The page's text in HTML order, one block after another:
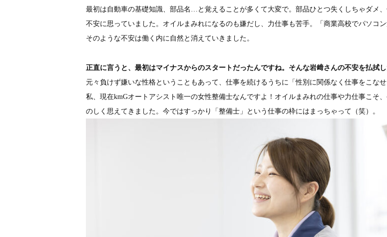
最初は自動車の基礎知識、部品名…と覚えることが多くて大変で。部品ひとつ失くしちゃダメ
不安に思っていました。オイルまみれになるのも嫌だし、力仕事も苦手。「商業高校でパソコ
そのような不安は働く内に自然と消えていきました。
正直に言うと、最初はマイナスからのスタートだったんですね。そんな岩﨑さんの不安を払拭
元々負けず嫌いな性格ということもあって、仕事を続けるうちに「性別に関係なく仕事をこな
私、現在kmGオートアシスト唯一の女性整備士なんですよ！オイルまみれの仕事や力仕事こそ
のしく思えてきました。今ではすっかり「整備士」という仕事の枠にはまっちゃって（笑）。